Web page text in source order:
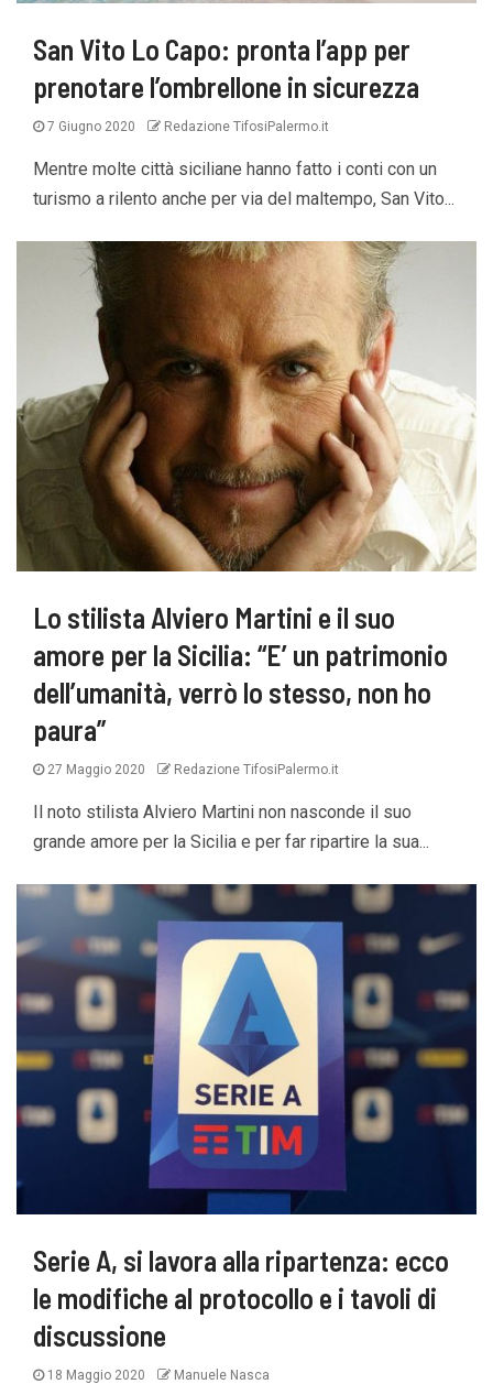
San Vito Lo Capo: pronta l’app per
prenotare l’ombrellone in sicurezza
7 Giugno 2020 Redazione TifosiPalermo.it
Mentre molte città siciliane hanno fatto i conti con un
turismo a rilento anche per via del maltempo, San Vito...
Lo stilista Alviero Martini e il suo
amore per la Sicilia: “E’ un patrimonio
dell’umanità, verrò lo stesso, non ho
paura”
27 Maggio 2020 Redazione TifosiPalermo.it
Il noto stilista Alviero Martini non nasconde il suo
grande amore per la Sicilia e per far ripartire la sua...
Serie A, si lavora alla ripartenza: ecco
le modifiche al protocollo e i tavoli di
discussione
18 Maggio 2020 Manuele Nasca